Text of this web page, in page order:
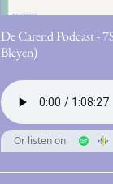
De Carend Podcast -
Bleyen)
Or listen on